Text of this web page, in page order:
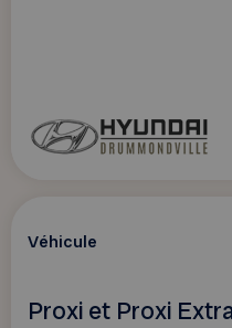
Véhicule
Proxi et Proxi